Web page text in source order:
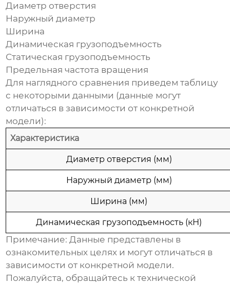
Диаметр отверстия
Наружный диаметр
Ширина
Динамическая грузоподъемность
Статическая грузоподъемность
Предельная частота вращения
Для наглядного сравнения приведем таблицу
с некоторыми данными (данные могут
отличаться в зависимости от конкретной
модели):
Характеристика
Диаметр отверстия (мм)
Наружный диаметр (мм)
Ширина (мм)
Динамическая грузоподъемность (кН)
Примечание: Данные представлены в
ознакомительных целях и могут отличаться в
зависимости от конкретной модели.
Пожалуйста, обращайтесь к технической